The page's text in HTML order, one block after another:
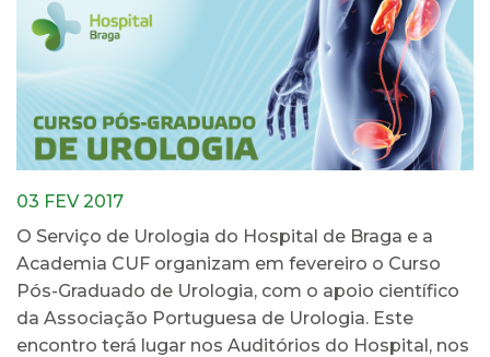
03 FEV 2017
O Serviço de Urologia do Hospital de Braga e a
Academia CUF organizam em fevereiro o Curso
Pós-Graduado de Urologia, com o apoio científico
da Associação Portuguesa de Urologia. Este
encontro terá lugar nos Auditórios do Hospital, nos